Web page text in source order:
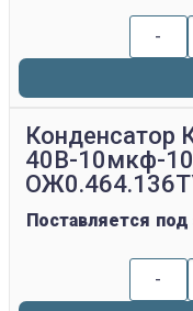
-
Конденсатор
40В-10мкф-
Поставляется под
-